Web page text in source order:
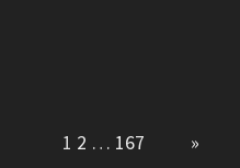
1 2 … 167 »